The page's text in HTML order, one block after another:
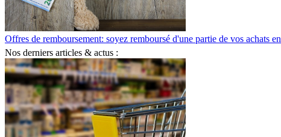
Offres de remboursement: soyez remboursé d'une partie de vos achats
Nos derniers articles & actus :